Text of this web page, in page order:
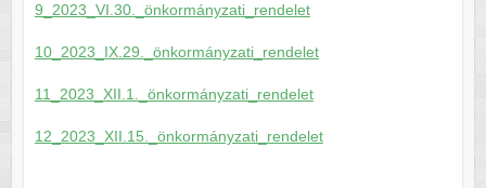
9_2023_VI.30._önkormányzati_rendelet
10_2023_IX.29._önkormányzati_rendelet
11_2023_XII.1._önkormányzati_rendelet
12_2023_XII.15._önkormányzati_rendelet